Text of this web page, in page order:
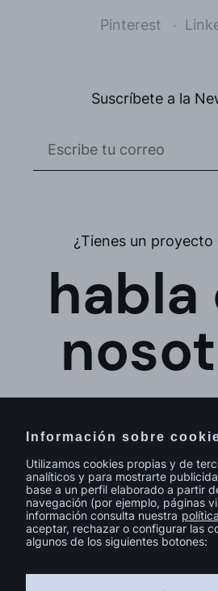
Pinterest
Suscríbete a la
¿Tienes un proyecto
habla
Información sobre
Utilizamos cookies propias y de
analíticos y para mostrarte
base a un perfil elaborado a partir
navegación (por ejemplo, páginas
información consulta nuestra
aceptar, rechazar o configurar las
algunos de los siguientes botones: